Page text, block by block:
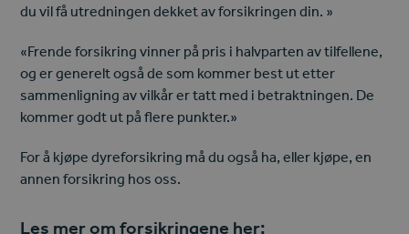
du vil få utredningen dekket av forsikringen din. »
«Frende forsikring vinner på pris i halvparten av tilfellene,
og er generelt også de som kommer best ut etter
sammenligning av vilkår er tatt med i betraktningen. De
kommer godt ut på flere punkter.»
For å kjøpe dyreforsikring må du også ha, eller kjøpe, en
annen forsikring hos oss.
Les mer om forsikringene her: